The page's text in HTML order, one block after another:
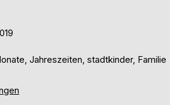
Jahreszeiten, stadtkinder, Familie